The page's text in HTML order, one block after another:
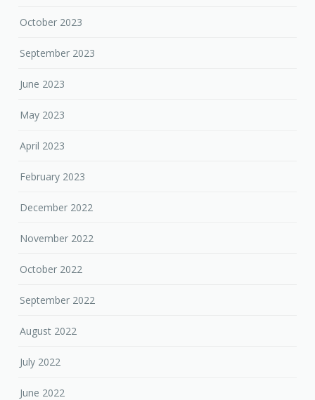
October 2023
September 2023
June 2023
May 2023
April 2023
February 2023
December 2022
November 2022
October 2022
September 2022
August 2022
July 2022
June 2022